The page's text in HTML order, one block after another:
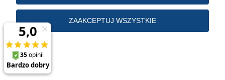
ZAAKCEPTUJ WSZYSTKIE